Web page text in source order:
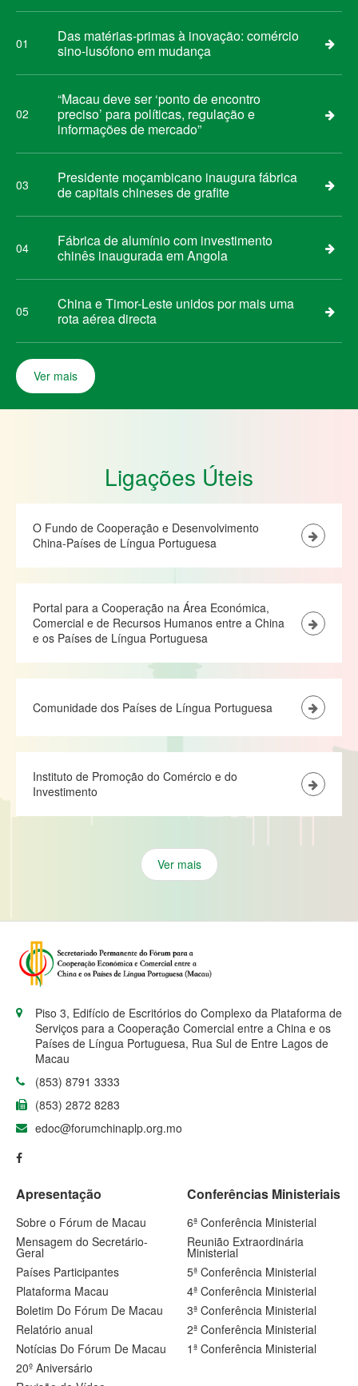
01
Das matérias-primas à inovação: comércio
sino-lusófono em mudança
02
“Macau deve ser ‘ponto de encontro
preciso’ para políticas, regulação e
informações de mercado”
03
Presidente moçambicano inaugura fábrica
de capitais chineses de grafite
04
Fábrica de alumínio com investimento
chinês inaugurada em Angola
05
China e Timor-Leste unidos por mais uma
rota aérea directa
Ver mais
Ligações Úteis
O Fundo de Cooperação e Desenvolvimento
China-Países de Língua Portuguesa
Portal para a Cooperação na Área Económica,
Comercial e de Recursos Humanos entre a China
e os Países de Língua Portuguesa
Comunidade dos Países de Língua Portuguesa
Instituto de Promoção do Comércio e do
Investimento
Ver mais
Piso 3, Edifício de Escritórios do Complexo da Plataforma de
Serviços para a Cooperação Comercial entre a China e os
Países de Língua Portuguesa, Rua Sul de Entre Lagos de
Macau
(853) 8791 3333
(853) 2872 8283
edoc@forumchinaplp.org.mo
Apresentação
Sobre o Fórum de Macau
Mensagem do Secretário-
Geral
Países Participantes
Plataforma Macau
Boletim Do Fórum De Macau
Relatório anual
Notícias Do Fórum De Macau
20º Aniversário
Conferências Ministeriais
6ª Conferência Ministerial
Reunião Extraordinária
Ministerial
5ª Conferência Ministerial
4ª Conferência Ministerial
3ª Conferência Ministerial
2ª Conferência Ministerial
1ª Conferência Ministerial